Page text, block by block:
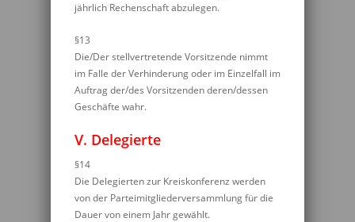
jährlich Rechenschaft abzulegen.
§13
Die/Der stellvertretende Vorsitzende nimmt
im Falle der Verhinderung oder im Einzelfall im
Auftrag der/des Vorsitzenden deren/dessen
Geschäfte wahr.
V. Delegierte
§14
Die Delegierten zur Kreiskonferenz werden
von der Parteimitgliederversammlung für die
Dauer von einem Jahr gewählt.